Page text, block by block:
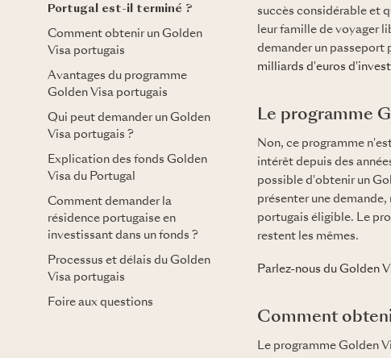
Portugal est-il terminé ?
Comment obtenir un Golden
Visa portugais
Avantages du programme
Golden Visa portugais
Qui peut demander un Golden
Visa portugais ?
Explication des fonds Golden
Visa du Portugal
Comment demander la
résidence portugaise en
investissant dans un fonds ?
Processus et délais du Golden
Visa portugais
Foire aux questions
succès considérable et
leur famille de voyager
demander un passeport
milliards d'euros
Le programme
Non, ce programme
intérêt depuis des
possible d'obtenir un
présenter une
portugais éligible. Le
restent les mêmes.
Parlez-nous du Golden
Comment
Le programme Golden